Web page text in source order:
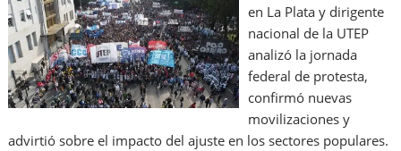
en La Plata y dirigente
nacional de la UTEP
analizó la jornada
federal de protesta,
confirmó nuevas
movilizaciones y
advirtió sobre el impacto del ajuste en los sectores populares.